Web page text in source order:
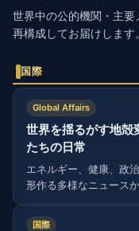
世界中の公的機関・主
再構成してお届けします。
国際
Global Affairs
世界を揺るがす地殻
たちの日常
エネルギー、健康、政
形作る多様なニュース
国際